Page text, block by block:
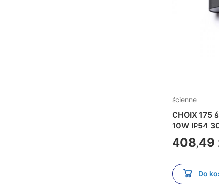
ścienne
CHOIX 175
Cena
408,49
Do